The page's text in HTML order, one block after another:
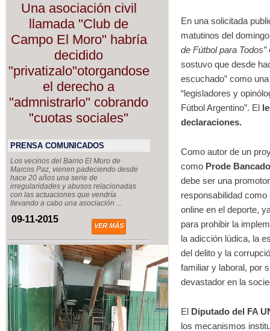
Una asociación civil
llamada "Club de
Campo El Moro" habría
decidido
"privatizalo"otorgandose
el derecho a
"admnistrarlo" cobrando
"cuotas sociales"
PRENSA COMUNICADOS
Los vecinos del Barrio El Moro de
Marcos Paz, vienen padeciendo desde
hace 20 años una serie de
irregularidades y abusos relacionadas
con las actuaciones que vendría
llevando a cabo una asociación ...
09-11-2015
VER MÁS
En una solicitada
matutinos del
de Fútbol para Todos”
sostuvo que desde
escuchado” como
“legisladores y
Fútbol Argentino”. El
declaraciones.
Como autor de un
como Prode Bancado
debe ser una
responsabilidad
online en el deporte,
para prohibir la
la adicción lúdica, la
del delito y la
familiar y laboral, por
devastador en la
El Diputado del FA
los mecanismos